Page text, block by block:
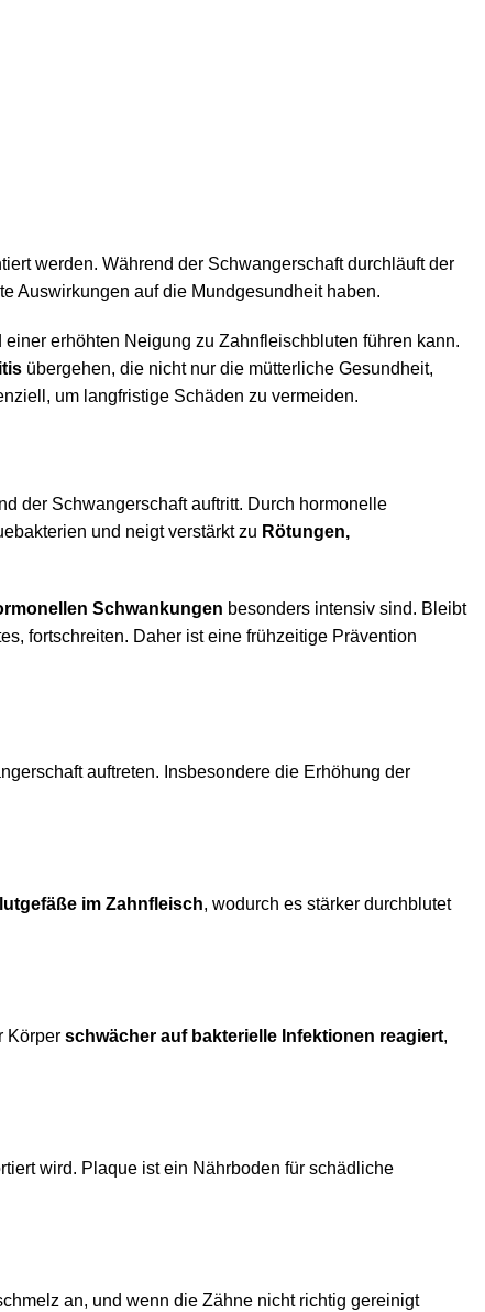
werden. Während der Schwangerschaft durchläuft der
Auswirkungen auf die Mundgesundheit haben.
erhöhten Neigung zu Zahnfleischbluten führen kann.
übergehen, die nicht nur die mütterliche Gesundheit,
um langfristige Schäden zu vermeiden.
der Schwangerschaft auftritt. Durch hormonelle
und neigt verstärkt zu Rötungen,
Schwankungen besonders intensiv sind. Bleibt
fortschreiten. Daher ist eine frühzeitige Prävention
auftreten. Insbesondere die Erhöhung der
im Zahnfleisch, wodurch es stärker durchblutet
Körper schwächer auf bakterielle Infektionen reagiert,
wird. Plaque ist ein Nährboden für schädliche
an, und wenn die Zähne nicht richtig gereinigt